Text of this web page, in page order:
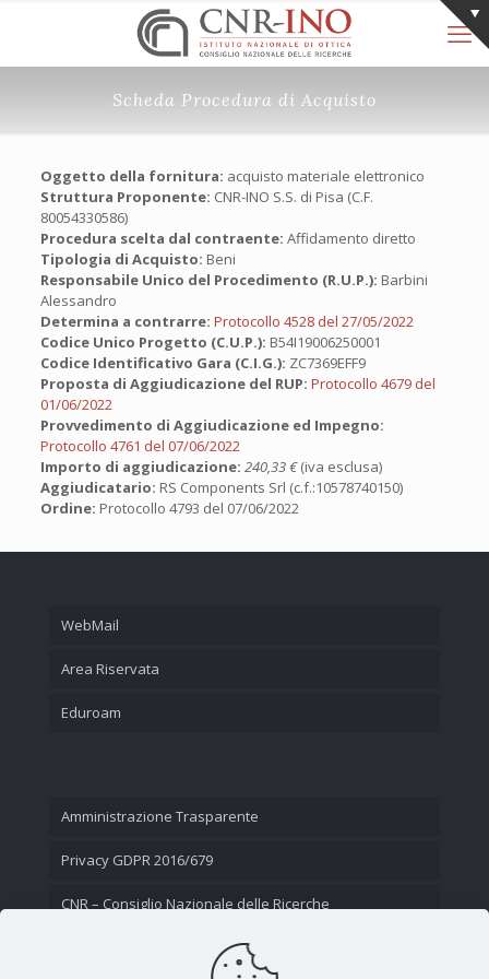
Scheda Procedura di Acquisto
Oggetto della fornitura: acquisto materiale elettronico
Struttura Proponente: CNR-INO S.S. di Pisa (C.F.
80054330586)
Procedura scelta dal contraente: Affidamento diretto
Tipologia di Acquisto: Beni
Responsabile Unico del Procedimento (R.U.P.): Barbini
Alessandro
Determina a contrarre: Protocollo 4528 del 27/05/2022
Codice Unico Progetto (C.U.P.): B54I19006250001
Codice Identificativo Gara (C.I.G.): ZC7369EFF9
Proposta di Aggiudicazione del RUP: Protocollo 4679 del
01/06/2022
Provvedimento di Aggiudicazione ed Impegno:
Protocollo 4761 del 07/06/2022
Importo di aggiudicazione: 240,33 €(iva esclusa)
Aggiudicatario: RS Components Srl (c.f.:10578740150)
Ordine: Protocollo 4793 del 07/06/2022
WebMail
Area Riservata
Eduroam
Amministrazione Trasparente
Privacy GDPR 2016/679
CNR – Consiglio Nazionale delle Ricerche